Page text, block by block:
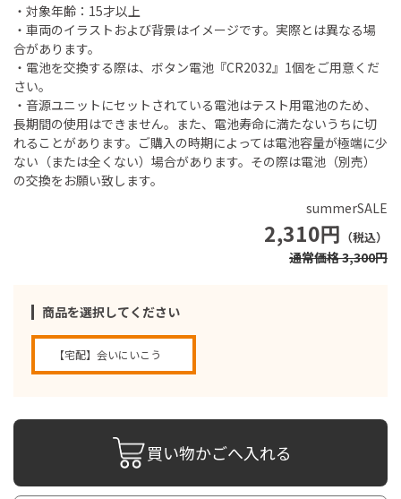
summerSALE
2,310円 （税込）
通常価格 3,300円
商品を選択してください
【宅配】会いにいこう
・対象年齢：15才以上
・車両のイラストおよび背景はイメージです。実際とは異なる場
合があります。
・電池を交換する際は、ボタン電池『CR2032』1個をご用意くだ
さい。
・音源ユニットにセットされている電池はテスト用電池のため、
長期間の使用はできません。また、電池寿命に満たないうちに切
れることがあります。ご購入の時期によっては電池容量が極端に少
ない（または全くない）場合があります。その際は電池（別売）
の交換をお願い致します。
買い物かごへ入れる